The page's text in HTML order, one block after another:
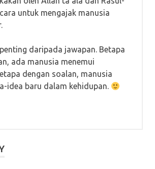
untuk mengajak manusia
daripada jawapan. Betapa
ada manusia menemui
dengan soalan, manusia
idea baru dalam kehidupan.